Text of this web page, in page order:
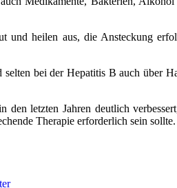
und heilen aus, die Ansteckung
bei der Hepatitis B auch über
letzten Jahren deutlich
Therapie erforderlich sein